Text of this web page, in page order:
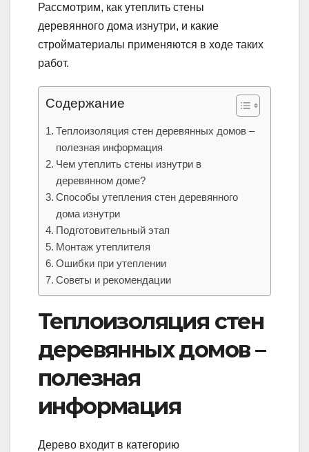
Рассмотрим, как утеплить стены
деревянного дома изнутри, и какие
стройматериалы применяются в ходе таких
работ.
Содержание
Теплоизоляция стен деревянных домов –
полезная информация
Чем утеплить стены изнутри в
деревянном доме?
Способы утепления стен деревянного
дома изнутри
Подготовительный этап
Монтаж утеплителя
Ошибки при утеплении
Советы и рекомендации
Теплоизоляция стен
деревянных домов –
полезная
информация
Дерево входит в категорию